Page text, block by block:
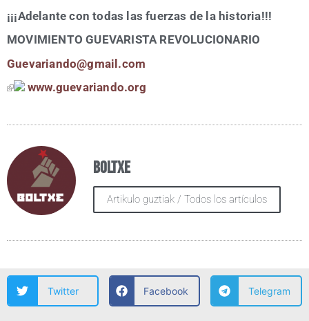
¡¡¡Ade­lan­te con todas las fuer­zas de la historia!!!
MOVIMIENTO GUEVARISTA REVOLUCIONARIO
Guevariando@​gmail.​com
www​.gue​va​rian​do​.org
Boltxe
Artikulo guztiak / Todos los artículos
Twitter Facebook Telegram